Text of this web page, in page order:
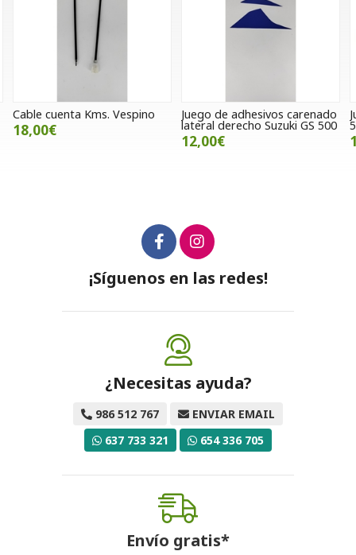
Juego de adhesivos carenado
lateral derecho Suzuki GS 500
12,00€
Juego de cerraduras Voge
500 DS (Seminueva)
120,00€
¡Síguenos en las redes!
¿Necesitas ayuda?
986 512 767
ENVIAR EMAIL
637 733 321
654 336 705
Envío gratis*